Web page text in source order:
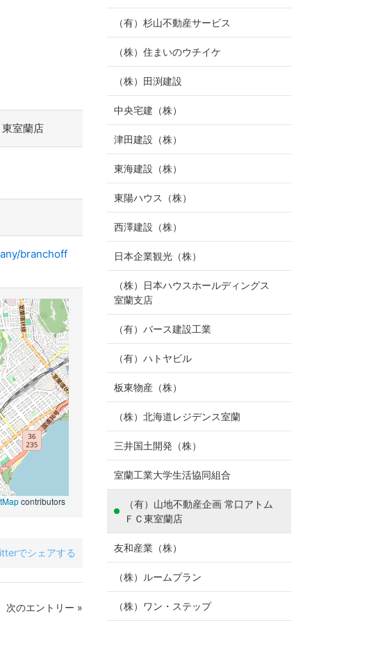
室蘭店
branchoff
contributors
でシェアする
次のエントリー »
（有）杉山不動産サービス
（株）住まいのウチイケ
（株）田渕建設
中央宅建（株）
津田建設（株）
東海建設（株）
東陽ハウス（株）
西澤建設（株）
日本企業観光（株）
（株）日本ハウスホールディングス
室蘭支店
（有）バース建設工業
（有）ハトヤビル
板東物産（株）
（株）北海道レジデンス室蘭
三井国土開発（株）
室蘭工業大学生活協同組合
（有）山地不動産企画 常口アトム
ＦＣ東室蘭店
友和産業（株）
（株）ルームプラン
（株）ワン・ステップ